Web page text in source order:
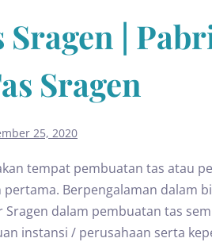
|
Sragen
25, 2020
tempat pembuatan tas atau
Berpengalaman dalam
dalam pembuatan tas
instansi / perusahaan serta